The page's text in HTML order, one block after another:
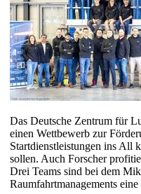
Das Deutsche Zentrum für
einen Wettbewerb zur
Startdienstleistungen ins All
sollen. Auch Forscher
Drei Teams sind bei dem
Raumfahrtmanagements